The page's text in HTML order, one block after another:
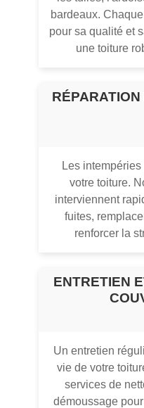
bardeaux.
pour sa qualité et
une toiture
Les
votre toiture.
interviennent
fuites,
renforcer la
ENTRETIEN
Un entretien
vie de votre
services de
démoussage